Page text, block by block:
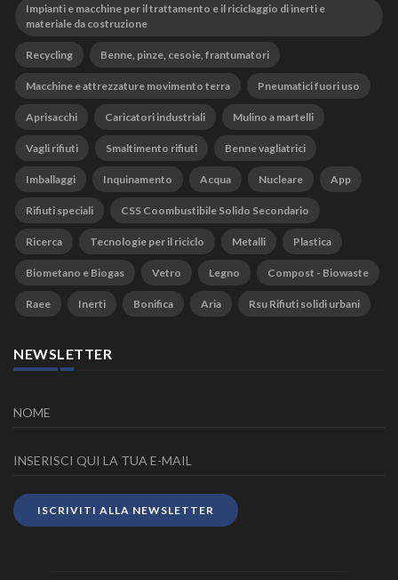
Impianti e macchine per il trattamento e il riciclaggio di inerti e
materiale da costruzione
Recycling Benne, pinze, cesoie, frantumatori
Macchine e attrezzature movimento terra Pneumatici fuori uso
Aprisacchi Caricatori industriali Mulino a martelli
Vagli rifiuti Smaltimento rifiuti Benne vagliatrici
Imballaggi Inquinamento Acqua Nucleare App
Rifiuti speciali CSS Coombustibile Solido Secondario
Ricerca Tecnologie per il riciclo Metalli Plastica
Biometano e Biogas Vetro Legno Compost - Biowaste
Raee Inerti Bonifica Aria Rsu Rifiuti solidi urbani
NEWSLETTER
ISCRIVITI ALLA NEWSLETTER